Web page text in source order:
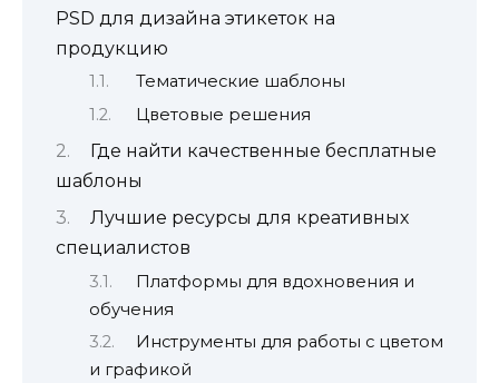
PSD для дизайна этикеток на
продукцию
Тематические шаблоны
Цветовые решения
Где найти качественные бесплатные
шаблоны
Лучшие ресурсы для креативных
специалистов
Платформы для вдохновения и
обучения
Инструменты для работы с цветом
и графикой